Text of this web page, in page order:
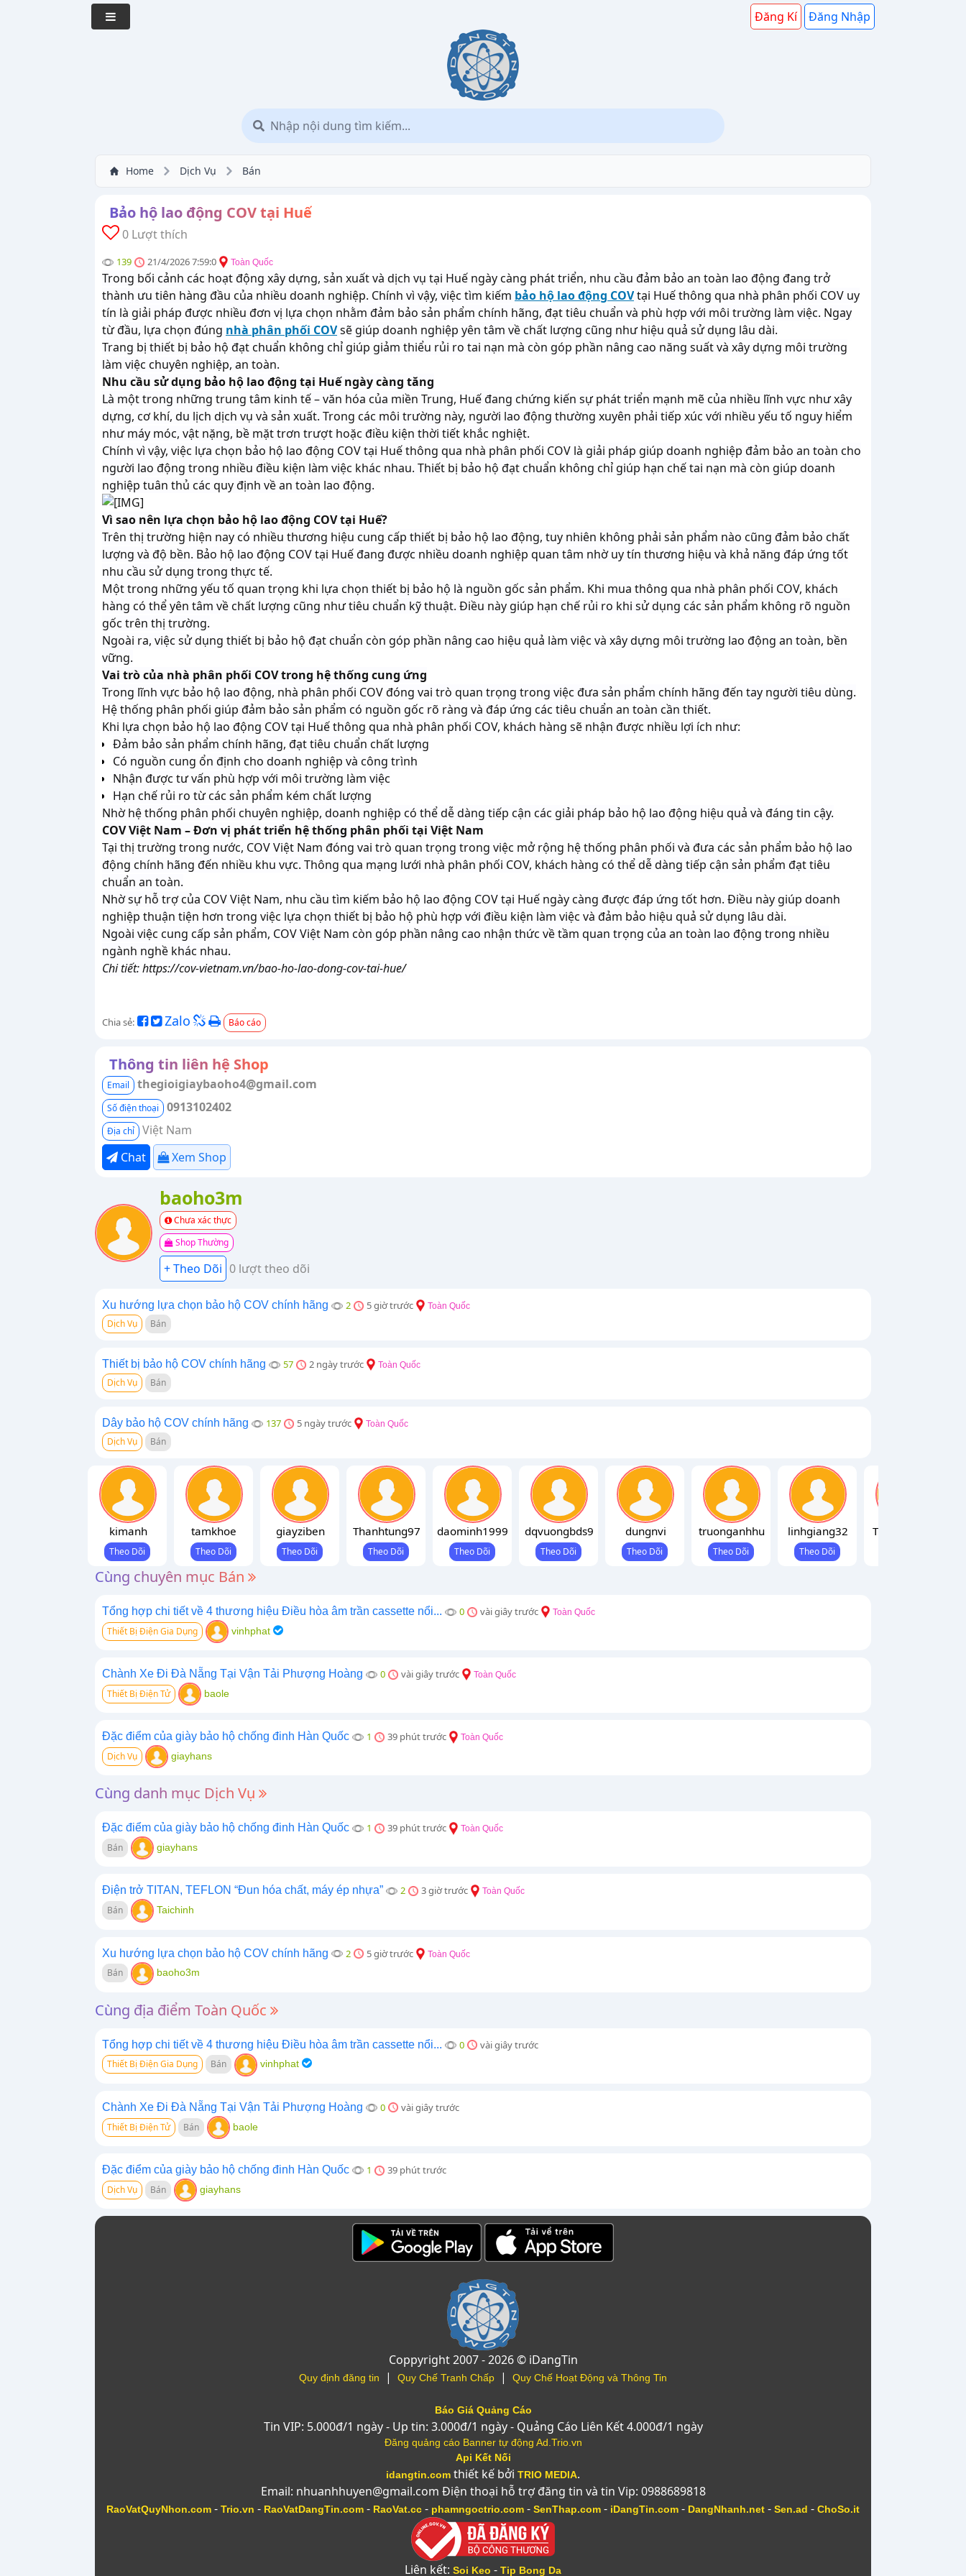
Đăng Kí Đăng Nhập
Home Dịch Vụ Bán
Bảo hộ lao động COV tại Huế
0 Lượt thích
139 21/4/2026 7:59:0 Toàn Quốc
Trong bối cảnh các hoạt động xây dựng, sản xuất và dịch vụ tại Huế ngày càng phát triển, nhu cầu đảm bảo an toàn lao động đang trở
thành ưu tiên hàng đầu của nhiều doanh nghiệp. Chính vì vậy, việc tìm kiếm bảo hộ lao động COVtại Huế thông qua nhà phân phối COV uy
tín là giải pháp được nhiều đơn vị lựa chọn nhằm đảm bảo sản phẩm chính hãng, đạt tiêu chuẩn và phù hợp với môi trường làm việc. Ngay
từ đầu, lựa chọn đúng nhà phân phối COVsẽ giúp doanh nghiệp yên tâm về chất lượng cũng như hiệu quả sử dụng lâu dài.
Trang bị thiết bị bảo hộ đạt chuẩn không chỉ giúp giảm thiểu rủi ro tai nạn mà còn góp phần nâng cao năng suất và xây dựng môi trường
làm việc chuyên nghiệp, an toàn.
Nhu cầu sử dụng bảo hộ lao động tại Huế ngày càng tăng
Là một trong những trung tâm kinh tế – văn hóa của miền Trung, Huế đang chứng kiến sự phát triển mạnh mẽ của nhiều lĩnh vực như xây
dựng, cơ khí, du lịch dịch vụ và sản xuất. Trong các môi trường này, người lao động thường xuyên phải tiếp xúc với nhiều yếu tố nguy hiểm
như máy móc, vật nặng, bề mặt trơn trượt hoặc điều kiện thời tiết khắc nghiệt.
Chính vì vậy, việc lựa chọn bảo hộ lao động COV tại Huế thông qua nhà phân phối COV là giải pháp giúp doanh nghiệp đảm bảo an toàn cho
người lao động trong nhiều điều kiện làm việc khác nhau. Thiết bị bảo hộ đạt chuẩn không chỉ giúp hạn chế tai nạn mà còn giúp doanh
nghiệp tuân thủ các quy định về an toàn lao động.
Vì sao nên lựa chọn bảo hộ lao động COV tại Huế?
Trên thị trường hiện nay có nhiều thương hiệu cung cấp thiết bị bảo hộ lao động, tuy nhiên không phải sản phẩm nào cũng đảm bảo chất
lượng và độ bền. Bảo hộ lao động COV tại Huế đang được nhiều doanh nghiệp quan tâm nhờ uy tín thương hiệu và khả năng đáp ứng tốt
nhu cầu sử dụng trong thực tế.
Một trong những yếu tố quan trọng khi lựa chọn thiết bị bảo hộ là nguồn gốc sản phẩm. Khi mua thông qua nhà phân phối COV, khách
hàng có thể yên tâm về chất lượng cũng như tiêu chuẩn kỹ thuật. Điều này giúp hạn chế rủi ro khi sử dụng các sản phẩm không rõ nguồn
gốc trên thị trường.
Ngoài ra, việc sử dụng thiết bị bảo hộ đạt chuẩn còn góp phần nâng cao hiệu quả làm việc và xây dựng môi trường lao động an toàn, bền
vững.
Vai trò của nhà phân phối COV trong hệ thống cung ứng
Trong lĩnh vực bảo hộ lao động, nhà phân phối COV đóng vai trò quan trọng trong việc đưa sản phẩm chính hãng đến tay người tiêu dùng.
Hệ thống phân phối giúp đảm bảo sản phẩm có nguồn gốc rõ ràng và đáp ứng các tiêu chuẩn an toàn cần thiết.
Khi lựa chọn bảo hộ lao động COV tại Huế thông qua nhà phân phối COV, khách hàng sẽ nhận được nhiều lợi ích như:
Đảm bảo sản phẩm chính hãng, đạt tiêu chuẩn chất lượng
Có nguồn cung ổn định cho doanh nghiệp và công trình
Nhận được tư vấn phù hợp với môi trường làm việc
Hạn chế rủi ro từ các sản phẩm kém chất lượng
Nhờ hệ thống phân phối chuyên nghiệp, doanh nghiệp có thể dễ dàng tiếp cận các giải pháp bảo hộ lao động hiệu quả và đáng tin cậy.
COV Việt Nam – Đơn vị phát triển hệ thống phân phối tại Việt Nam
Tại thị trường trong nước, COV Việt Nam đóng vai trò quan trọng trong việc mở rộng hệ thống phân phối và đưa các sản phẩm bảo hộ lao
động chính hãng đến nhiều khu vực. Thông qua mạng lưới nhà phân phối COV, khách hàng có thể dễ dàng tiếp cận sản phẩm đạt tiêu
chuẩn an toàn.
Nhờ sự hỗ trợ của COV Việt Nam, nhu cầu tìm kiếm bảo hộ lao động COV tại Huế ngày càng được đáp ứng tốt hơn. Điều này giúp doanh
nghiệp thuận tiện hơn trong việc lựa chọn thiết bị bảo hộ phù hợp với điều kiện làm việc và đảm bảo hiệu quả sử dụng lâu dài.
Ngoài việc cung cấp sản phẩm, COV Việt Nam còn góp phần nâng cao nhận thức về tầm quan trọng của an toàn lao động trong nhiều
ngành nghề khác nhau.
Chi tiết: https://cov-vietnam.vn/bao-ho-lao-dong-cov-tai-hue/
Chia sẻ: Zalo Báo cáo
Thông tin liên hệ Shop
Email thegioigiaybaoho4@gmail.com
Số điện thoại 0913102402
Địa chỉ
Việt Nam
Chat
Xem Shop
baoho3m
Chưa xác thực
Shop Thường
0 lượt theo dõi
Xu hướng lựa chọn bảo hộ COV chính hãng 2 5 giờ trước Toàn Quốc
Dịch Vụ Bán
Thiết bị bảo hộ COV chính hãng 57 2 ngày trước Toàn Quốc
Dịch Vụ Bán
Dây bảo hộ COV chính hãng 137 5 ngày trước Toàn Quốc
Dịch Vụ Bán
kimanh tamkhoe giayziben Thanhtung97 daominh1999 dqvuongbds9 dungnvi truonganhhu linhgiang32 TrucPhuongI
Cùng chuyên mục Bán
Tổng hợp chi tiết về 4 thương hiệu Điều hòa âm trần cassette nổi... 0 vài giây trước Toàn Quốc
Thiết Bị Điện Gia Dụng vinhphat
Chành Xe Đi Đà Nẵng Tại Vận Tải Phượng Hoàng 0 vài giây trước Toàn Quốc
Thiết Bị Điện Tử baole
Đặc điểm của giày bảo hộ chống đinh Hàn Quốc 1 39 phút trước Toàn Quốc
Dịch Vụ giayhans
Cùng danh mục Dịch Vụ
Đặc điểm của giày bảo hộ chống đinh Hàn Quốc 1 39 phút trước Toàn Quốc
Bán giayhans
Điện trở TITAN, TEFLON “Đun hóa chất, máy ép nhựa” 2 3 giờ trước Toàn Quốc
Bán Taichinh
Xu hướng lựa chọn bảo hộ COV chính hãng 2 5 giờ trước Toàn Quốc
Bán baoho3m
Cùng địa điểm Toàn Quốc
Tổng hợp chi tiết về 4 thương hiệu Điều hòa âm trần cassette nổi... 0 vài giây trước
Thiết Bị Điện Gia Dụng Bán vinhphat
Chành Xe Đi Đà Nẵng Tại Vận Tải Phượng Hoàng 0 vài giây trước
Thiết Bị Điện Tử Bán baole
Đặc điểm của giày bảo hộ chống đinh Hàn Quốc 1 39 phút trước
Dịch Vụ Bán giayhans
Coppyright 2007 - 2026 © iDangTin
Quy định đăng tin | Quy Chế Tranh Chấp | Quy Chế Hoạt Động và Thông Tin
Báo Giá Quảng Cáo
Tin VIP: 5.000đ/1 ngày - Up tin: 3.000đ/1 ngày - Quảng Cáo Liên Kết 4.000đ/1 ngày
Đăng quảng cáo Banner tự động Ad.Trio.vn
Api Kết Nối
idangtin.com thiết kế bởi TRIO MEDIA.
Email: nhuanhhuyen@gmail.com Điện thoại hỗ trợ đăng tin và tin Vip: 0988689818
RaoVatQuyNhon.com - Trio.vn - RaoVatDangTin.com - RaoVat.cc - phamngoctrio.com - SenThap.com - iDangTin.com - DangNhanh.net - Sen.ad - ChoSo.it
Liên kết: Soi Keo - Tip Bong Da